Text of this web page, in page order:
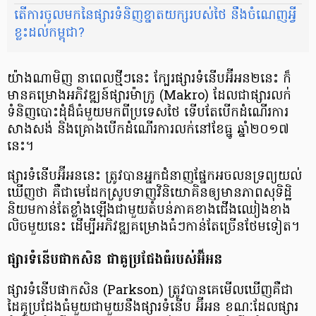
តើ​ការចូលមក​នៃ​ផ្សារ​ទំនិញ​ខ្នាត​យក្ស​របស់​​ថៃ នឹង​ចំណេញ​អ្វី​
ខ្លះ​ដល់​កម្ពុជា?
យ៉ាង​ណា​មិញ នា​ពេល​ថ្មីៗ​នេះ ក្បែរ​ផ្សារ​ទំនើប​អ៊ីអន​២​នេះ ក៏​​
មាន​គម្រោង​អភិវឌ្ឍន៍​ផ្សារ​ម៉ាក្រូ (Makro) ដែលជាផ្សារ​លក់​
ទំនិញ​បោះដុំ​ដ៏​ធំ​មួយ​មក​ពី​ប្រទេស​ថៃ ទើប​តែ​បើក​ដំណើរការ​
សាង​សង់ និង​គ្រោង​បើក​ដំណើរ​ការ​លក់​នៅ​ខែ​ធ្នូ ឆ្នាំ​២០១៧​
នេះ។
ផ្សារ​ទំនើប​អ៊ីអន​នេះ ត្រូវ​បាន​អ្នក​ជំនាញ​ផ្នែក​អចលន​ទ្រព្យ​យល់​
ឃើញ​ថា គឺ​ជា​មេដែក​ស្រូប​ទាញ​វិនិយោគិន​ឲ្យ​មាន​ភាព​សុទិដ្ឋិ​
និយម​កាន់​តែ​ខ្លាំង​ឡើង​ជាមួយ​តំបន់​ភាគ​ខាង​ជើង​ឈៀង​ខាង​
លិច​មួយ​នេះ ដើម្បី​អភិវឌ្ឍ​គម្រោង​ធំៗ​កាន់​តែ​ច្រើន​ថែម​ទៀត។
ផ្សារ​ទំនើប​ផាកសិន ជា​គូ​ប្រជែង​ធំ​របស់​អ៊ីអន
ផ្សារ​ទំនើប​ផាកសិន (Parkson) ត្រូវ​បាន​គេ​មើល​ឃើញ​គឺ​ជា​
ដៃគូ​ប្រជែង​ធំ​មួយ​ជាមួយ​​នឹង​ផ្សារ​ទំនើប អ៊ីអន ខណៈ​ដែល​ផ្សារ​